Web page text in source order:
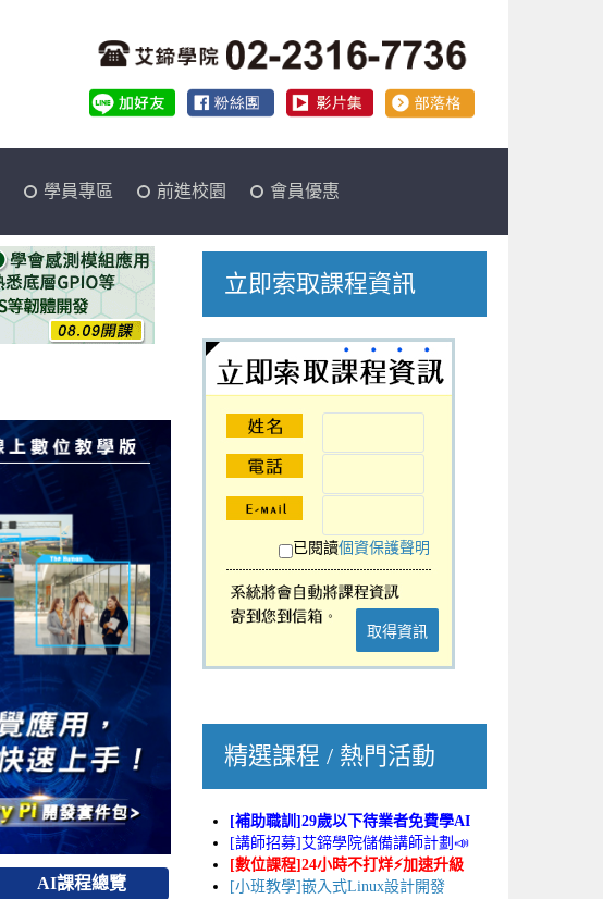
學員專區 前進校園 會員優惠
AI課程總覽
立即索取課程資訊
已閱讀個資保護聲明
取得資訊
精選課程 / 熱門活動
[補助職訓]29歲以下待業者免費學AI
[講師招募]艾鍗學院儲備講師計劃📣
[數位課程]24小時不打烊⚡加速升級
[小班教學]嵌入式Linux設計開發